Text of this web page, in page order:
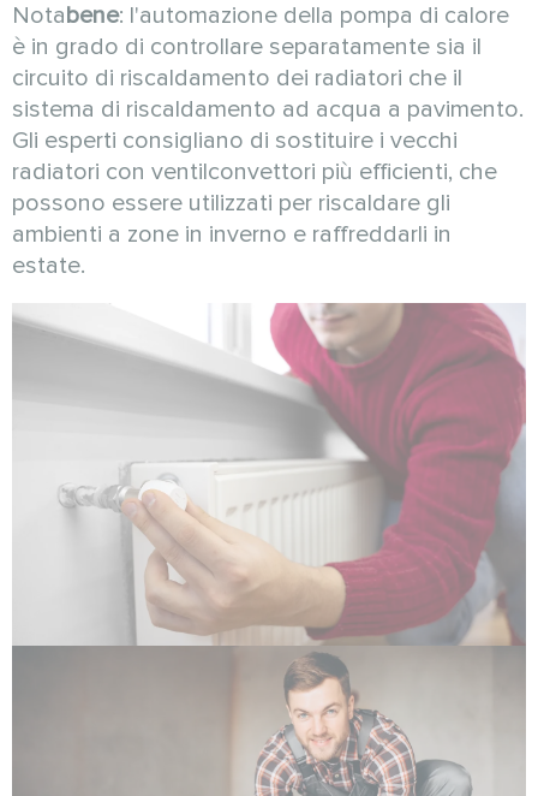
Notabene: l'automazione della pompa di calore
è in grado di controllare separatamente sia il
circuito di riscaldamento dei radiatori che il
sistema di riscaldamento ad acqua a pavimento.
Gli esperti consigliano di sostituire i vecchi
radiatori con ventilconvettori più efficienti, che
possono essere utilizzati per riscaldare gli
ambienti a zone in inverno e raffreddarli in
estate.